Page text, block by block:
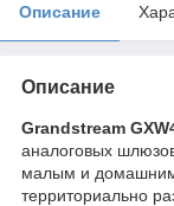
Описание
Описание
Grandstream
аналоговых
малым и
территориально